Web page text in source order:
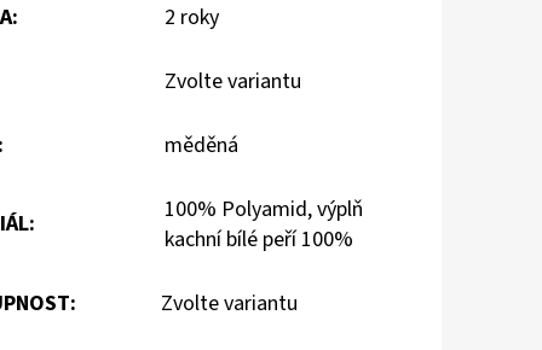
: 2 roky
Zvolte variantu
měděná
:
100% Polyamid, výplň
kachní bílé peří 100%
Zvolte variantu